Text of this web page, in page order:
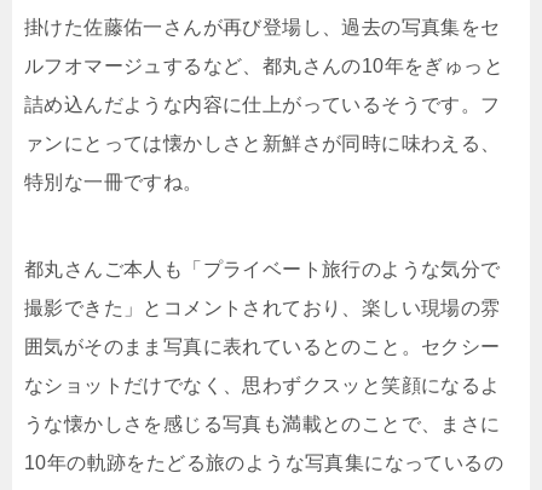
掛けた佐藤佑一さんが再び登場し、過去の写真集をセ
ルフオマージュするなど、都丸さんの10年をぎゅっと
詰め込んだような内容に仕上がっているそうです。フ
ァンにとっては懐かしさと新鮮さが同時に味わえる、
特別な一冊ですね。
都丸さんご本人も「プライベート旅行のような気分で
撮影できた」とコメントされており、楽しい現場の雰
囲気がそのまま写真に表れているとのこと。セクシー
なショットだけでなく、思わずクスッと笑顔になるよ
うな懐かしさを感じる写真も満載とのことで、まさに
10年の軌跡をたどる旅のような写真集になっているの